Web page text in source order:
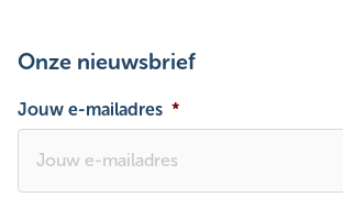
Onze nieuwsbrief
Jouw e-mailadres *